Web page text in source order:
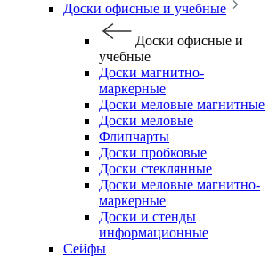
Доски офисные и учебные
Доски офисные и
учебные
Доски магнитно-
маркерные
Доски меловые магнитные
Доски меловые
Флипчарты
Доски пробковые
Доски стеклянные
Доски меловые магнитно-
маркерные
Доски и стенды
информационные
Сейфы